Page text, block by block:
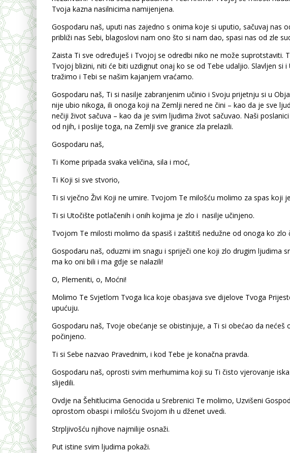
Tvoja kazna nasilnicima namijenjena.
Gospodaru naš, uputi nas zajedno s onima koje si uputio, sačuvaj nas
približi nas Sebi, blagoslovi nam ono što si nam dao, spasi nas od zle
Zaista Ti sve određuješ i Tvojoj se odredbi niko ne može suprotstaviti.
Tvojoj blizini, niti će biti uzdignut onaj ko se od Tebe udaljio. Slavljen si
tražimo i Tebi se našim kajanjem vraćamo.
Gospodaru naš, Ti si nasilje zabranjenim učinio i Svoju prijetnju si u
nije ubio nikoga, ili onoga koji na Zemlji nered ne čini – kao da je sve
nečiji život sačuva – kao da je svim ljudima život sačuvao. Naši
od njih, i poslije toga, na Zemlji sve granice zla prelazili.
Gospodaru naš,
Ti Kome pripada svaka veličina, sila i moć,
Ti Koji si sve stvorio,
Ti si vječno Živi Koji ne umire. Tvojom Te milošću molimo za spas koji
Ti si Utočište potlačenih i onih kojima je zlo i nasilje učinjeno.
Tvojom Te milosti molimo da spasiš i zaštitiš nedužne od onoga ko zlo
Gospodaru naš, oduzmi im snagu i spriječi one koji zlo drugim ljudima
ma ko oni bili i ma gdje se nalazili!
O, Plemeniti, o, Moćni!
Molimo Te Svjetlom Tvoga lica koje obasjava sve dijelove Tvoga
upućuju.
Gospodaru naš, Tvoje obećanje se obistinjuje, a Ti si obećao da nećeš
počinjeno.
Ti si Sebe nazvao Pravednim, i kod Tebe je konačna pravda.
Gospodaru naš, oprosti svim merhumima koji su Ti čisto vjerovanje
slijedili.
Ovdje na Šehitlucima Genocida u Srebrenici Te molimo, Uzvišeni
oprostom obaspi i milošću Svojom ih u dženet uvedi.
Strpljivošću njihove najmilije osnaži.
Put istine svim ljudima pokaži.